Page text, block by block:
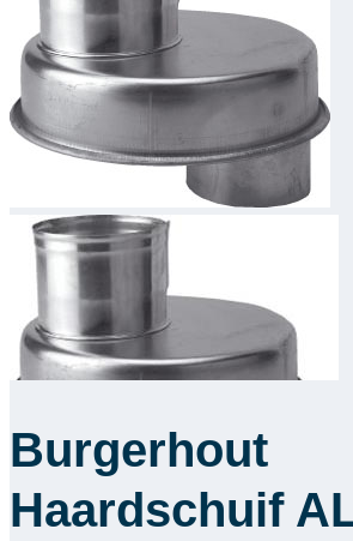
Assortiment
Oplossingen
Downloads
Academy
Over ons
Contact
Burgerhout
Haardschuif